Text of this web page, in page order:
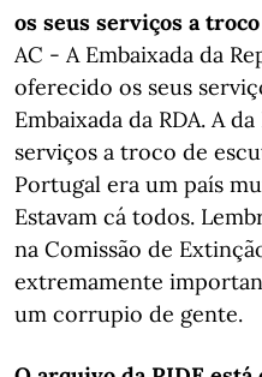
os seus serviços a
AC - A Embaixada da
oferecido os seus
Embaixada da RDA. A
serviços a troco de
Portugal era um país
Estavam cá todos.
na Comissão de
extremamente
um corrupio de gente.